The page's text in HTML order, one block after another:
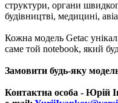
структури, органи
будівництві, медицині,
Кожна модель Getac
саме той notebook, який
Замовити будь-яку
Контактна особа - Юрій